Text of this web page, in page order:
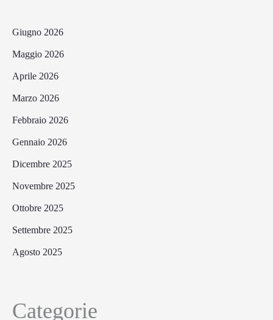
Giugno 2026
Maggio 2026
Aprile 2026
Marzo 2026
Febbraio 2026
Gennaio 2026
Dicembre 2025
Novembre 2025
Ottobre 2025
Settembre 2025
Agosto 2025
Categorie